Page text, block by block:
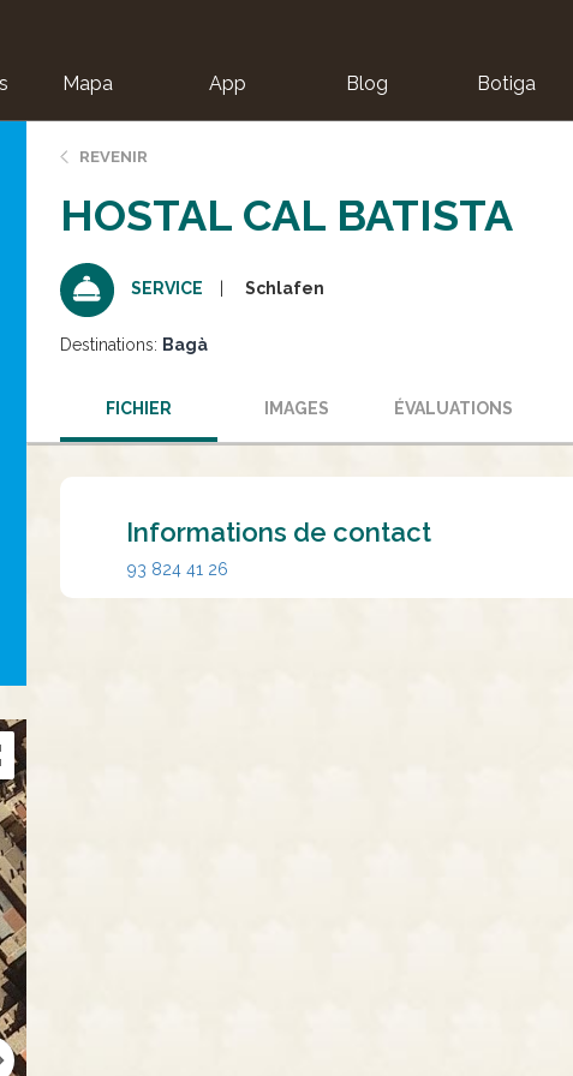
Mapa App Blog Botiga
REVENIR
HOSTAL CAL BATISTA
SERVICE Schlafen
Destinations: Bagà
FICHIER IMAGES ÉVALUATIONS
Informations de contact
93 824 41 26